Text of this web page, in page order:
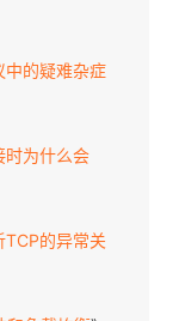
中的疑难杂症
时为什么会
的异常关